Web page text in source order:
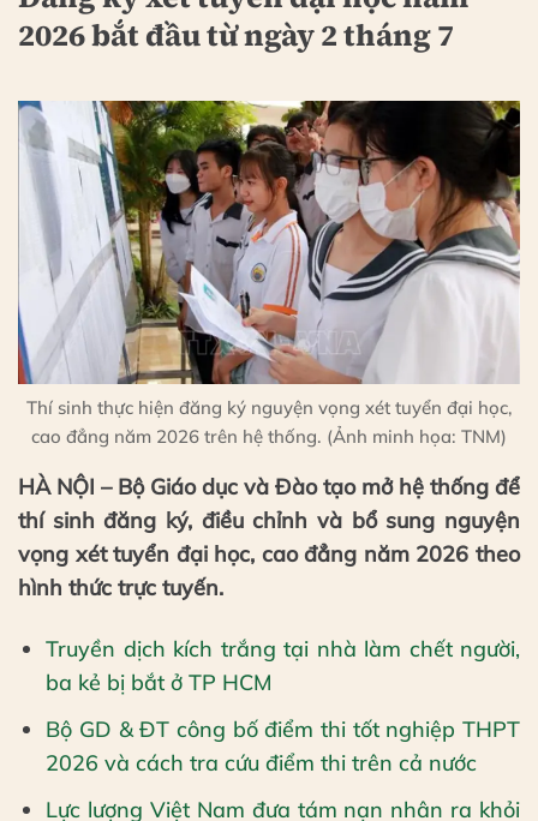
2026 bắt đầu từ ngày 2 tháng 7
Thí sinh thực hiện đăng ký nguyện vọng xét tuyển đại học,
cao đẳng năm 2026 trên hệ thống. (Ảnh minh họa: TNM)
HÀ NỘI – Bộ Giáo dục và Đào tạo mở hệ thống để
thí sinh đăng ký, điều chỉnh và bổ sung nguyện
vọng xét tuyển đại học, cao đẳng năm 2026 theo
hình thức trực tuyến.
Truyền dịch kích trắng tại nhà làm chết người,
ba kẻ bị bắt ở TP HCM
Bộ GD & ĐT công bố điểm thi tốt nghiệp THPT
2026 và cách tra cứu điểm thi trên cả nước
Lực lượng Việt Nam đưa tám nạn nhân ra khỏi